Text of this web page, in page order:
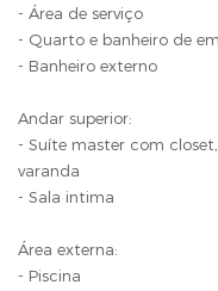
- Área de serviço
- Quarto e banheiro de
- Banheiro externo
Andar superior:
- Suíte master com
varanda
- Sala intima
Área externa:
- Piscina